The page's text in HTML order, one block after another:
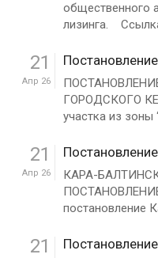
общественного
лизинга.
21
Апр 26
ГОРОДСКОГО
участка из зоны
21
Апр 26
КАРА-
ПОСТАНОВЛЕНИЕ
постановление
21